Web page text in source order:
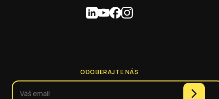
ODOBERAJTE NÁS